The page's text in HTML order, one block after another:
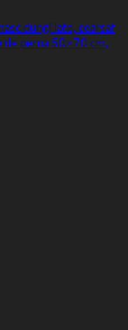
dungi late, cearsaf
perna 50×70 cm,